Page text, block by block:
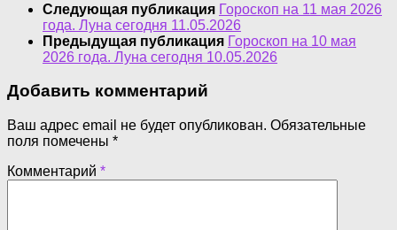
Следующая публикация Гороскоп на 11 мая 2026
года. Луна сегодня 11.05.2026
Предыдущая публикация Гороскоп на 10 мая
2026 года. Луна сегодня 10.05.2026
Добавить комментарий
Ваш адрес email не будет опубликован. Обязательные
поля помечены *
Комментарий *